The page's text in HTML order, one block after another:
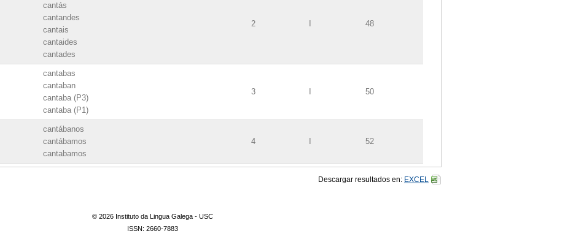
cantás
cantandes
cantais
cantaides
cantades
2 48
cantabas
cantaban
cantaba (P3)
cantaba (P1)
3 50
cantábanos
cantábamos
cantabamos
4 52
Descargar resultados en: EXCEL
© 2026 Instituto da Lingua Galega - USC
ISSN: 2660-7883